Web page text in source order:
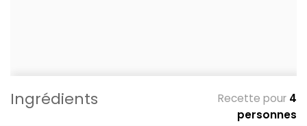
Ingrédients Recette pour 4
personnes